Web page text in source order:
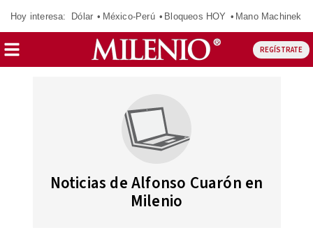
Hoy interesa: Dólar México-Perú Bloqueos HOY Mano Machinek
REGÍSTRATE
Noticias de Alfonso Cuarón en
Milenio